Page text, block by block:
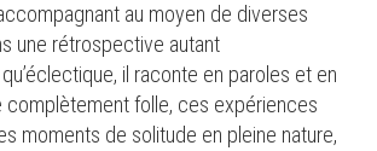
au moyen de diverses
une rétrospective autant
il raconte en paroles et en
complètement folle, ces expériences
moments de solitude en pleine nature,